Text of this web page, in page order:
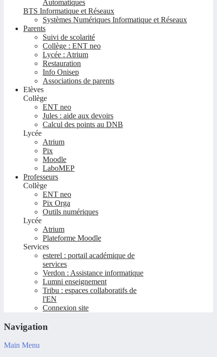
Automatiques
BTS Informatique et Réseaux
Systèmes Numériques Informatique et Réseaux
Parents
Suivi de scolarité
Collège : ENT neo
Lycée : Atrium
Restauration
Info Onisep
Associations de parents
Elèves
Collège
ENT neo
Jules : aide aux devoirs
Calcul des points au DNB
Lycée
Atrium
Pix
Moodle
LaboMEP
Professeurs
Collège
ENT neo
Pix Orga
Outils numériques
Lycée
Atrium
Plateforme Moodle
Services
esterel : portail académique de
services
Verdon : Assistance informatique
Lumni enseignement
Tribu : espaces collaboratifs de
l'EN
Connexion site
Navigation
Main Menu